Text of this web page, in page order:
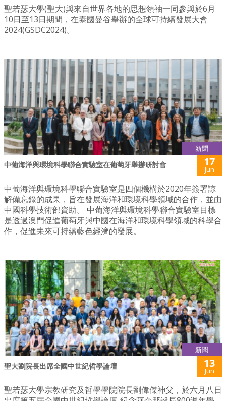
聖若瑟大學(聖大)與來自世界各地的思想領袖一同參與於6月
10日至13日期間，在泰國曼谷舉辦的全球可持續發展大會
2024(GSDC2024)。
新聞
中葡海洋與環境科學聯合實驗室在葡萄牙舉辦研討會 17
Jun
中葡海洋與環境科學聯合實驗室是四個機構於2020年簽署諒
解備忘錄的成果，旨在發展海洋和環境科學領域的合作，並由
中國科學技術部資助。 中葡海洋與環境科學聯合實驗室目標
是透過澳門促進葡萄牙與中國在海洋和環境科學領域的科學合
作，促進未來可持續藍色經濟的發展。
新聞
聖大劉院長出席全國中世紀哲學論壇 13
Jun
聖若瑟大學宗教研究及哲學學院院長劉偉傑神父，於六月八日